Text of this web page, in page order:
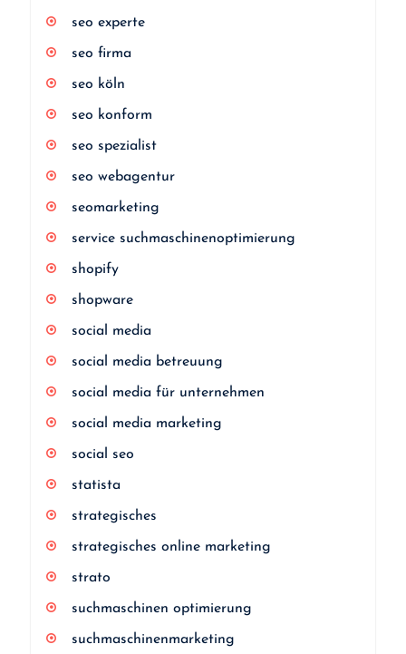
seo experte
seo firma
seo köln
seo konform
seo spezialist
seo webagentur
seomarketing
service suchmaschinenoptimierung
shopify
shopware
social media
social media betreuung
social media für unternehmen
social media marketing
social seo
statista
strategisches
strategisches online marketing
strato
suchmaschinen optimierung
suchmaschinenmarketing